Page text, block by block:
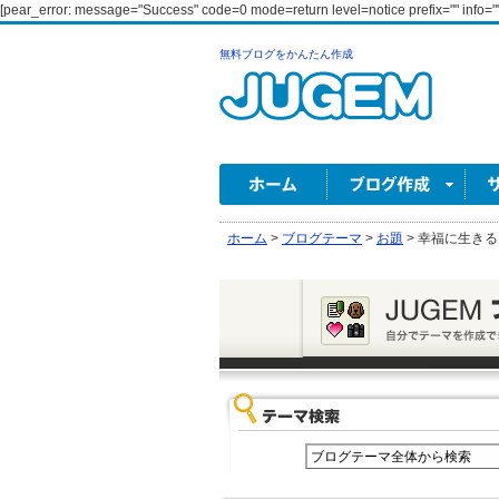
[pear_error: message="Success" code=0 mode=return level=notice prefix=""
無料ブログをかんたん作成
ホーム > ブログテーマ > お題 > 幸福に生きる